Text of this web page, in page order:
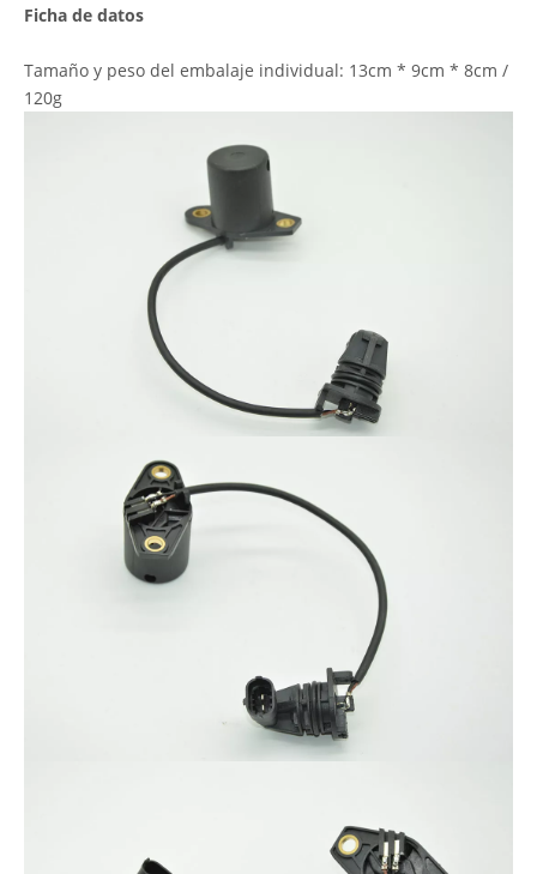
7.SIZE: tamaño normal
9. Certificación de prueba: IATAF16949: 2016
Ficha de datos
Tamaño y peso del embalaje individual: 13cm * 9cm * 8cm /